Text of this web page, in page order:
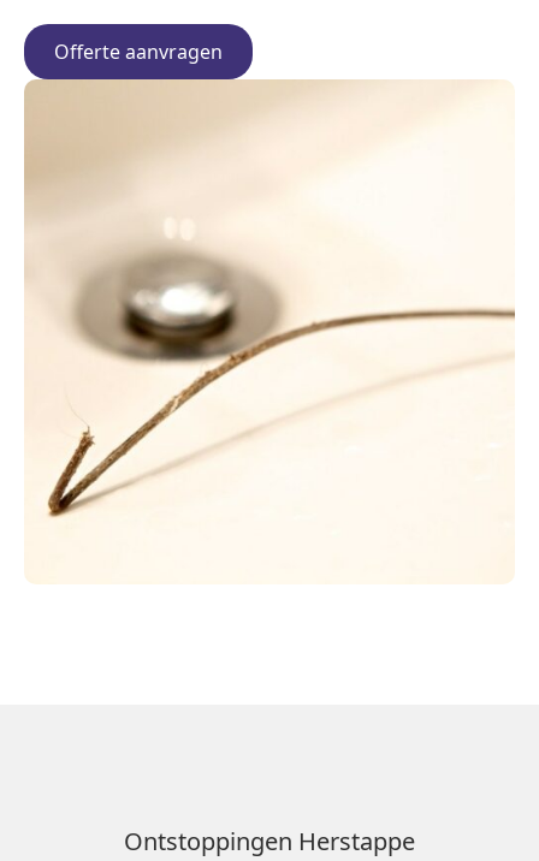
Offerte aanvragen
Ontstoppingen Herstappe